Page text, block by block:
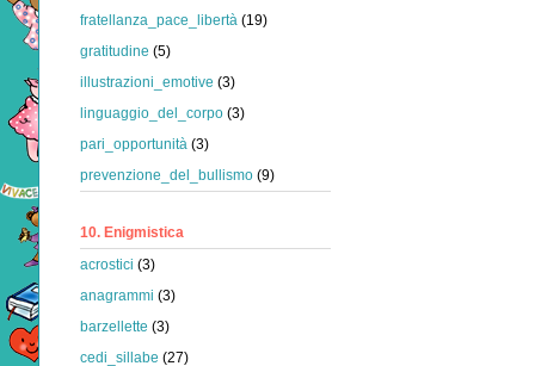
fratellanza_pace_libertà (19)
gratitudine (5)
illustrazioni_emotive (3)
linguaggio_del_corpo (3)
pari_opportunità (3)
prevenzione_del_bullismo (9)
10. Enigmistica
acrostici (3)
anagrammi (3)
barzellette (3)
cedi_sillabe (27)